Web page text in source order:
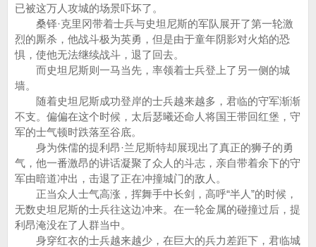
已被这万人攻城的场景吓坏了。
桑铎·克里冈带着士兵与史坦尼斯的军队展开了第一轮激
烈的厮杀，他战斗极为英勇，但是由于童年阴影对火焰的恐
惧，使他无法继续战斗，退了回去。
而史坦尼斯则一马当先，率领着士兵登上了另一侧的城
墙。
随着史坦尼斯成功登岸的士兵越来越多，君临的守军渐渐
不支。偏偏在这个时候，太后瑟曦还命人将国王带回红堡，守
军的士气顿时跌落至谷底。
身为侏儒的提利昂·兰尼斯特却展现出了真正的狮子的勇
气，他一番激昂的讲话凝聚了众人的斗志，亲自带着余下的守
军由暗道冲出，击退了正在冲撞城门的敌人。
正当众人士气高涨，挥舞手中长剑，高呼“半人”的时候，
无数史坦尼斯的士兵往这边冲来。在一轮金属的碰撞过后，提
利昂淹没在了人群当中。
身穿红衣的士兵越来越少，在巨大的兵力差距下，君临城